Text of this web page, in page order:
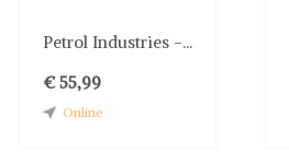
Petrol Industries -...
€ 55,99
Online